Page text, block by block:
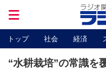
トップ 社会 経済
“水耕栽培”の常識